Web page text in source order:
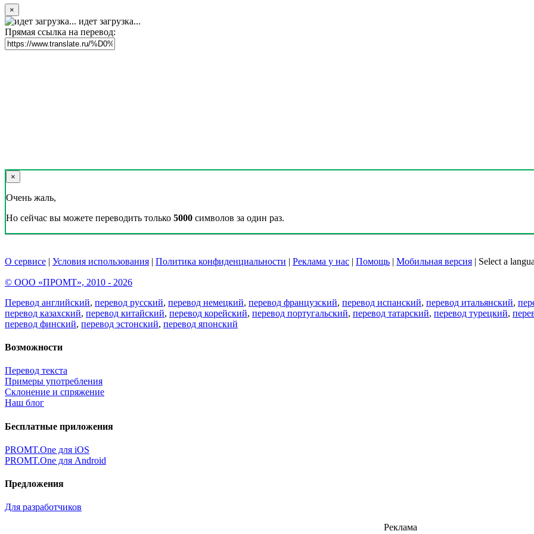
×
идет загрузка...
Прямая ссылка на перевод:
×
Очень жаль,
Но сейчас вы можете переводить только 5000 символов за один раз.
О сервисе | Условия использования | Политика конфиденциальности | Реклама у нас | Помощь | Мобильная версия | Select a
© ООО «ПРОМТ», 2010 - 2026
Перевод английский, перевод русский, перевод немецкий, перевод французский, перевод испанский, перевод итальянский,
перевод казахский, перевод китайский, перевод корейский, перевод португальский, перевод татарский, перевод турецкий,
перевод финский, перевод эстонский, перевод японский
Возможности
Перевод текста
Примеры употребления
Склонение и спряжение
Наш блог
Бесплатные приложения
PROMT.One для iOS
PROMT.One для Android
Предложения
Для разработчиков
Реклама